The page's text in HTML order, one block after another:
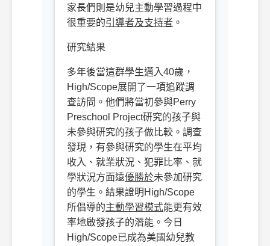
家長們則是幼兒主動學習過程中
很重要的引導者及支持者 。
研究結果
多年後當這群學生邁入40歲，
High/Scope展開了一項追蹤調
查訪問。他們將當初參與Perry
Preschool Project研究的孩子與
未參與研究的孩子做比較。調查
發現，有參與研究的學生在平均
收入、就業狀況、犯罪比率、就
學狀況方面遠優勝於未參加研究
的學生。結果證明 High/Scope
所倡導的主動學習模式能更有效
率地啟發孩子的潛能。今日
High/Scope已成為美國幼兒教